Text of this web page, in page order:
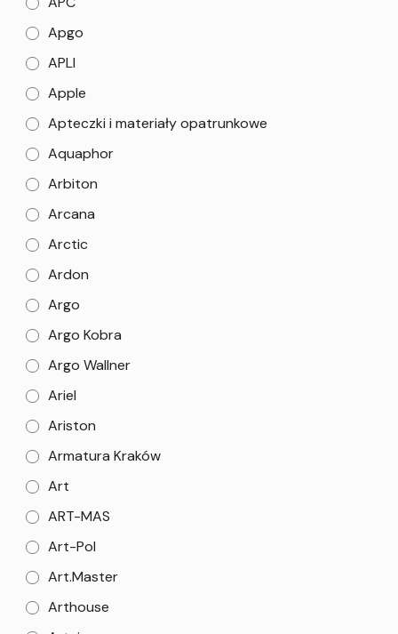
Apgo
APLI
Apple
Apteczki i materiały opatrunkowe
Aquaphor
Arbiton
Arcana
Arctic
Ardon
Argo
Argo Kobra
Argo Wallner
Ariel
Ariston
Armatura Kraków
Art
ART-MAS
Art-Pol
Art.Master
Arthouse